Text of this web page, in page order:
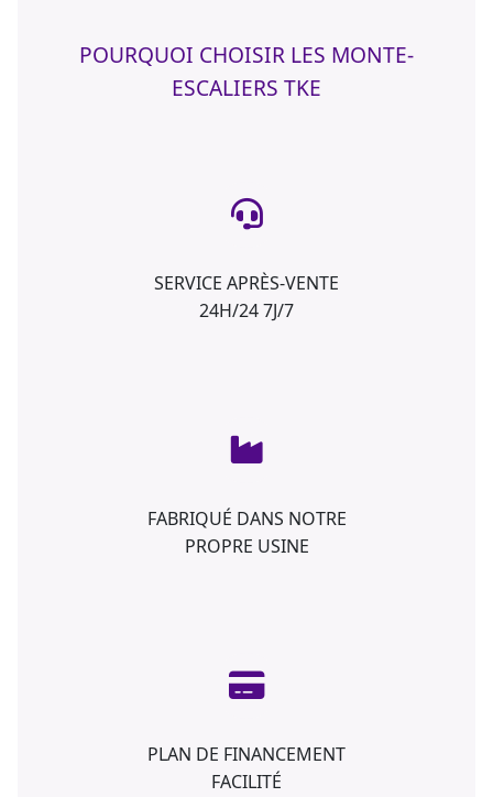
POURQUOI CHOISIR LES MONTE-
ESCALIERS TKE
SERVICE APRÈS-VENTE
24H/24 7J/7
FABRIQUÉ DANS NOTRE
PROPRE USINE
PLAN DE FINANCEMENT
FACILITÉ